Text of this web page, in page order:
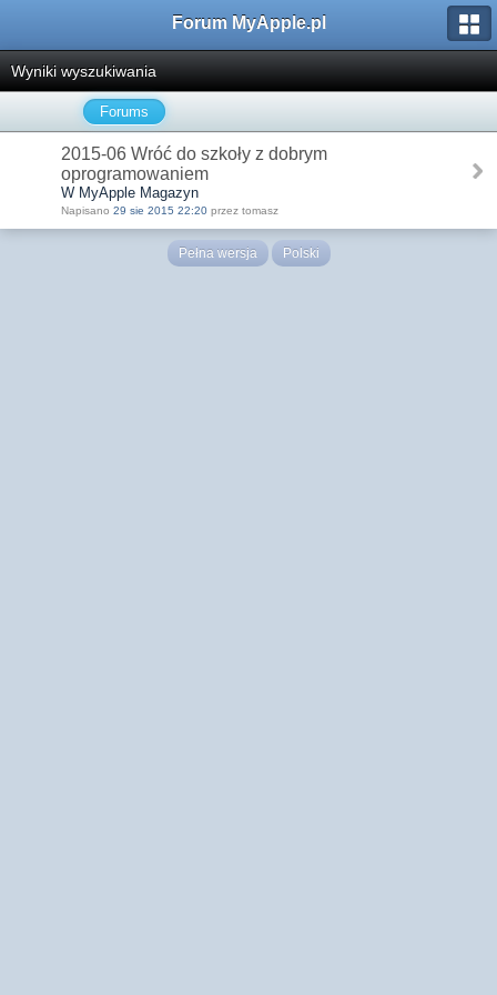
Forum MyApple.pl
Wyniki wyszukiwania
Forums
2015-06 Wróć do szkoły z dobrym
oprogramowaniem
W MyApple Magazyn
Napisano 29 sie 2015 22:20 przez tomasz
Pełna wersja Polski